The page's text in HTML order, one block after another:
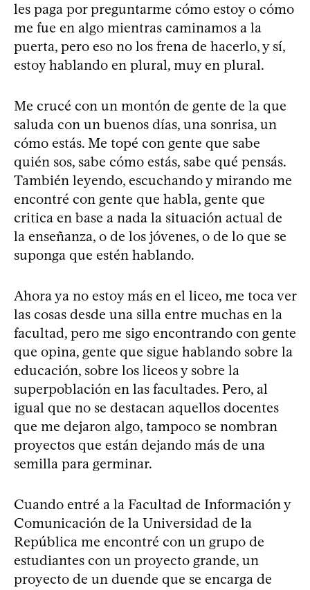
les paga por preguntarme cómo estoy o cómo
me fue en algo mientras caminamos a la
puerta, pero eso no los frena de hacerlo, y sí,
estoy hablando en plural, muy en plural.
Me crucé con un montón de gente de la que
saluda con un buenos días, una sonrisa, un
cómo estás. Me topé con gente que sabe
quién sos, sabe cómo estás, sabe qué pensás.
También leyendo, escuchando y mirando me
encontré con gente que habla, gente que
critica en base a nada la situación actual de
la enseñanza, o de los jóvenes, o de lo que se
suponga que estén hablando.
Ahora ya no estoy más en el liceo, me toca ver
las cosas desde una silla entre muchas en la
facultad, pero me sigo encontrando con gente
que opina, gente que sigue hablando sobre la
educación, sobre los liceos y sobre la
superpoblación en las facultades. Pero, al
igual que no se destacan aquellos docentes
que me dejaron algo, tampoco se nombran
proyectos que están dejando más de una
semilla para germinar.
Cuando entré a la Facultad de Información y
Comunicación de la Universidad de la
República me encontré con un grupo de
estudiantes con un proyecto grande, un
proyecto de un duende que se encarga de